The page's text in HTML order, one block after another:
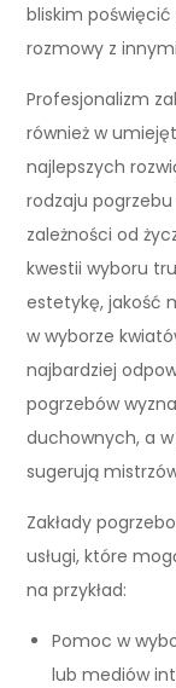
bliskim
rozmowy z
Profesjonalizm
również w
najlepszych
rodzaju
zależności od
kwestii wyboru
estetykę, jakość
w wyborze
najbardziej
pogrzebów
duchownych, a
sugerują
Zakłady
usługi, które
na przykład:
Pomoc w
lub mediów